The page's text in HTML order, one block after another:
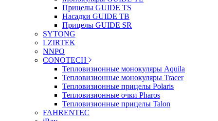
Прицелы GUIDE TS
Насадки GUIDE TB
Прицелы GUIDE SR
SYTONG
LZIRTEK
NNPO
CONOTECH
Тепловизионные монокуляры Aquila
Тепловизионные монокуляры Tracer
Тепловизионные прицелы Polaris
Тепловизионные очки Pharos
Тепловизионные прицелы Talon
FAHRENTEC